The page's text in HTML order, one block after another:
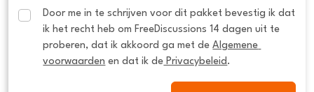
Door me in te schrijven voor dit pakket bevestig ik dat
ik het recht heb om FreeDiscussions 14 dagen uit te
proberen, dat ik akkoord ga met de Algemene
voorwaarden en dat ik de Privacybeleid .